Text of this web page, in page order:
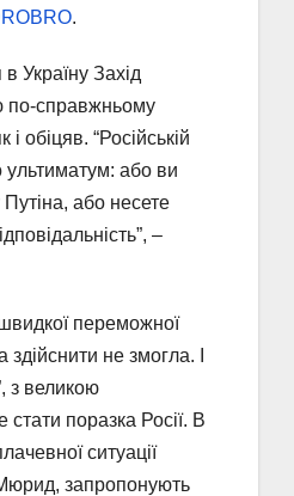
.
Україну Захід
по-справжньому
і обіцяв. “Російській
ультиматум: або ви
або несете
–
переможної
здійснити не змогла. І
з великою
поразка Росії. В
ситуації
запропонують